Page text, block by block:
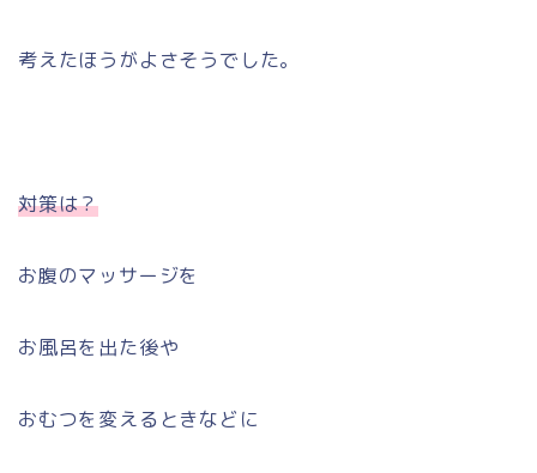
考えたほうがよさそうでした。
対策は？
お腹のマッサージを
お風呂を出た後や
おむつを変えるときなどに